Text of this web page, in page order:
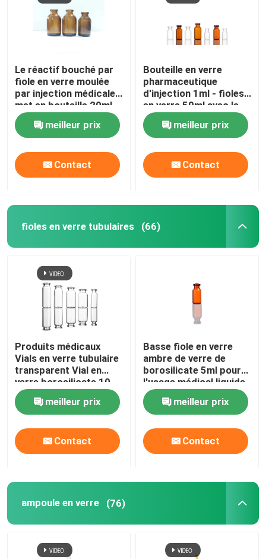
Le réactif bouché par
fiole en verre moulée
par injection médicale
met en bouteille 20ml
30ml 50ml 100ml
meilleur prix
Contact
Bouteille en verre
pharmaceutique
d'injection 1ml - fioles
en verre 50ml avec le
bouchon en
caoutchoucmeilleur prix
Contact
fioles en verre tubulaires (66)
Produits médicaux
Vials en verre tubulaire
transparent Vial en
verre borosilicate 10
ml 20 ml
meilleur prix
Contact
Basse fiole en verre
ambre de verre de
borosilicate 5ml pour
l'usage médical liquide
pharmaceutique
meilleur prix
Contact
ampoule en verre (76)